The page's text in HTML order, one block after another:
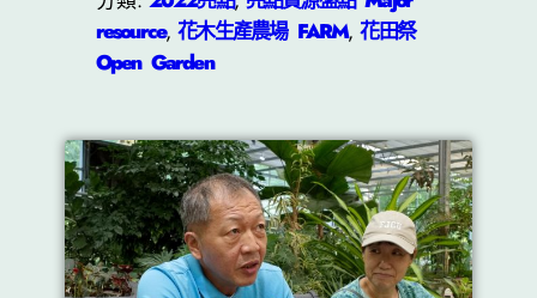
resource, 花木生產農場 FARM, 花田祭
Open Garden